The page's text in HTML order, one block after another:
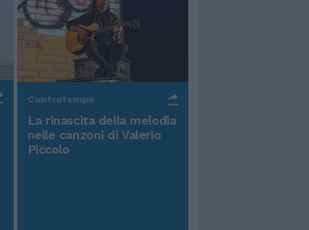
Controtempo
La rinascita della melodia
nelle canzoni di Valerio
Piccolo